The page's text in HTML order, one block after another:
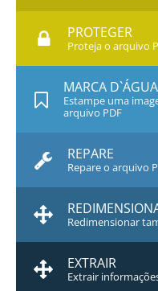
PROTEGER
Proteja o arquivo
MARCA D`ÁGUA
Estampe uma
arquivo PDF
REPARE
Repare o arquivo
Redimensionar
EXTRAIR
Extrair